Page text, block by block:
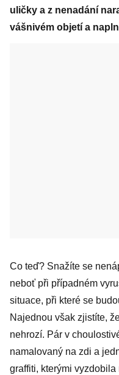
uličky a z nenadání
vášnivém objetí a
Co teď? Snažíte se
neboť při případném
situace, při které se
Najednou však zjistíte,
nehrozí. Pár v
namalovaný na zdi a
graffiti, kterými